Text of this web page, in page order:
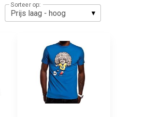
Sorteer op: